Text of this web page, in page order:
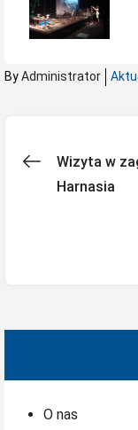
ByAdministrator
Wizyta w
Harnasia
O nas